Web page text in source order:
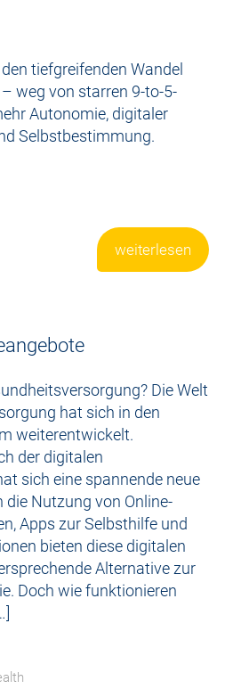
tiefgreifenden Wandel
weg von starren 9-to-5-
Autonomie, digitaler
Selbstbestimmung.
weiterlesen
Die Welt
hat sich in den
weiterentwickelt.
der digitalen
sich eine spannende neue
die Nutzung von Online-
Apps zur Selbsthilfe und
bieten diese digitalen
Alternative zur
Doch wie funktionieren